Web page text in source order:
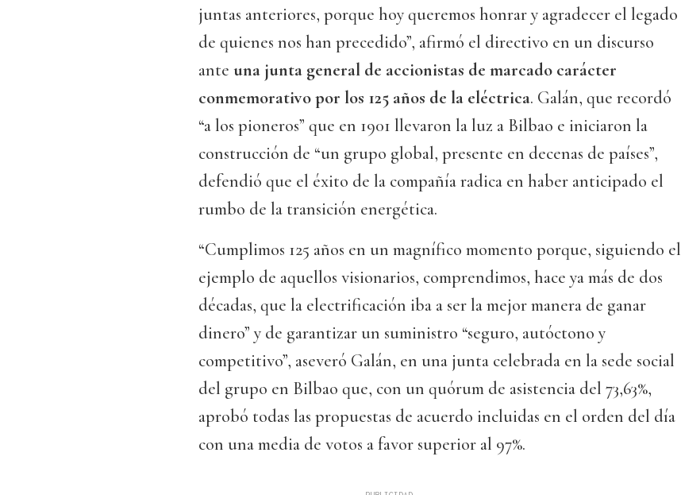
juntas anteriores, porque hoy queremos honrar y agradecer el legado
de quienes nos han precedido”, afirmó el directivo en un discurso
ante una junta general de accionistas de marcado carácter
conmemorativo por los 125 años de la eléctrica. Galán, que recordó
“a los pioneros” que en 1901 llevaron la luz a Bilbao e iniciaron la
construcción de “un grupo global, presente en decenas de países”,
defendió que el éxito de la compañía radica en haber anticipado el
rumbo de la transición energética.
“Cumplimos 125 años en un magnífico momento porque, siguiendo el
ejemplo de aquellos visionarios, comprendimos, hace ya más de dos
décadas, que la electrificación iba a ser la mejor manera de ganar
dinero” y de garantizar un suministro “seguro, autóctono y
competitivo”, aseveró Galán, en una junta celebrada en la sede social
del grupo en Bilbao que, con un quórum de asistencia del 73,63%,
aprobó todas las propuestas de acuerdo incluidas en el orden del día
con una media de votos a favor superior al 97%.